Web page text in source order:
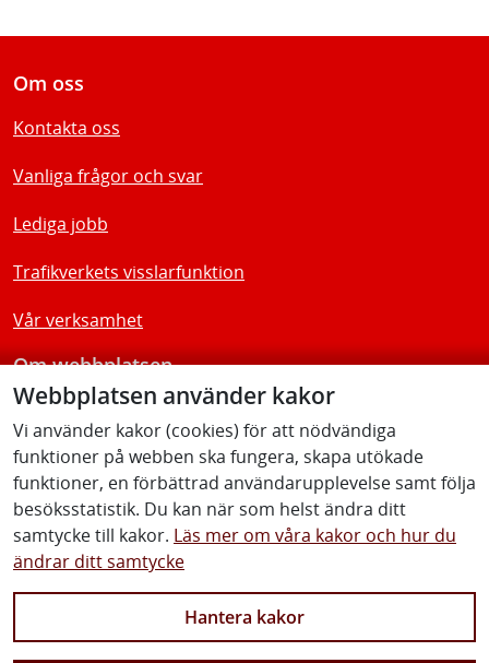
Webbplatsen använder kakor
Vi använder kakor (cookies) för att nödvändiga
funktioner på webben ska fungera, skapa utökade
funktioner, en förbättrad användarupplevelse samt följa
besöksstatistik. Du kan när som helst ändra ditt
samtycke till kakor. Läs mer om våra kakor och hur du
ändrar ditt samtycke
Hantera kakor
Om oss
Kontakta oss
Vanliga frågor och svar
Lediga jobb
Trafikverkets visslarfunktion
Vår verksamhet
Om webbplatsen
Tillgänglighetsredogörelse
Följ oss
Facebook Youtube